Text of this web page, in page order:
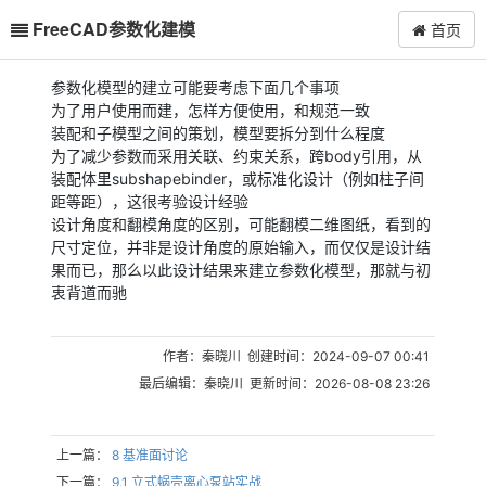
FreeCAD参数化建模 首页
参数化模型的建立可能要考虑下面几个事项
为了用户使用而建，怎样方便使用，和规范一致
装配和子模型之间的策划，模型要拆分到什么程度
为了减少参数而采用关联、约束关系，跨body引用，从
装配体里subshapebinder，或标准化设计（例如柱子间
距等距），这很考验设计经验
设计角度和翻模角度的区别，可能翻模二维图纸，看到的
尺寸定位，并非是设计角度的原始输入，而仅仅是设计结
果而已，那么以此设计结果来建立参数化模型，那就与初
衷背道而驰
作者：秦晓川 创建时间：2024-09-07 00:41
最后编辑：秦晓川 更新时间：2026-08-08 23:26
上一篇：8 基准面讨论
下一篇：9.1 立式蜗壳离心泵站实战